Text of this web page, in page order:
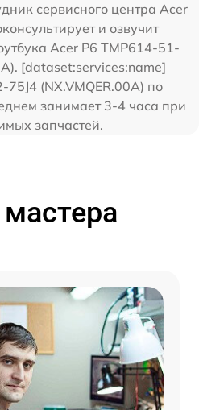
сервисного центра Acer
и озвучит
Acer P6 TMP614-51-
[dataset:services:name]
(NX.VMQER.00A) по
занимает 3-4 часа при
запчастей.